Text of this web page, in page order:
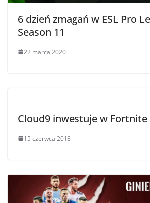
6 dzień zmagań w ESL Pro
Season 11
22 marca 2020
Cloud9 inwestuje w Fortnite
15 czerwca 2018